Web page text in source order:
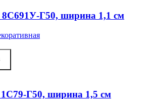
8С691У-Г50, ширина 1,1 см
Г50, ширина 1,5 см